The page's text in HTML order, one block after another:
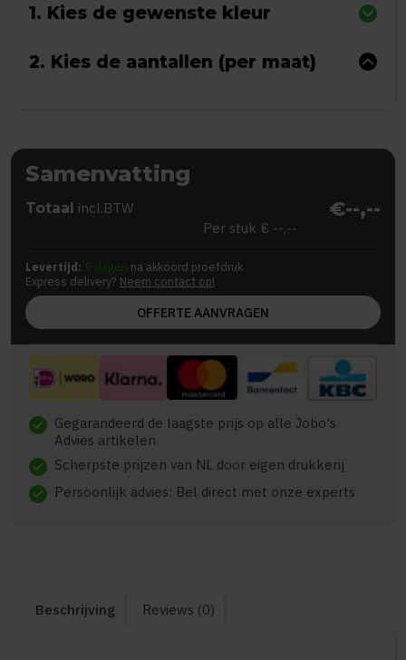
1. Kies de gewenste kleur
2. Kies de aantallen (per maat)
Samenvatting
Totaal incl.BTW €--,--
Per stuk € --,--
Levertijd: 5 dagen na akkoord proefdruk
Express delivery? Neem contact op!
OFFERTE AANVRAGEN
check Gegarandeerd de laagste prijs op alle Jobo's
Advies artikelen
check Scherpste prijzen van NL door eigen drukkerij
check Persoonlijk advies: Bel direct met onze experts
Beschrijving Reviews (0)